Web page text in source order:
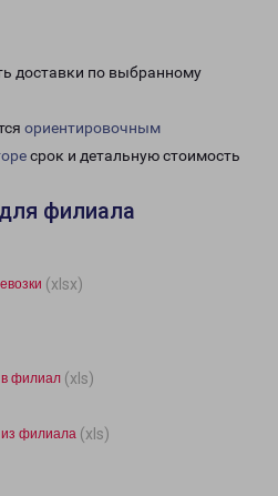
доставки по выбранному
ориентировочным
срок и детальную стоимость
филиала
(xlsx)
филиал (xls)
филиала (xls)